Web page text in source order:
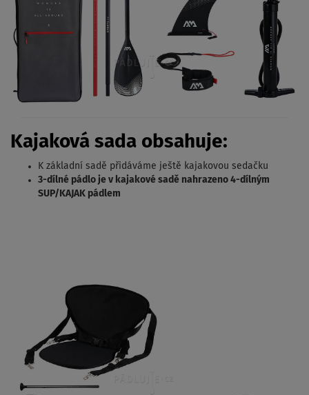
Kajaková sada obsahuje:
K základní sadě přidáváme ještě kajakovou sedačku
3-dílné pádlo je v kajakové sadě nahrazeno 4-dílným
SUP/KAJAK pádlem